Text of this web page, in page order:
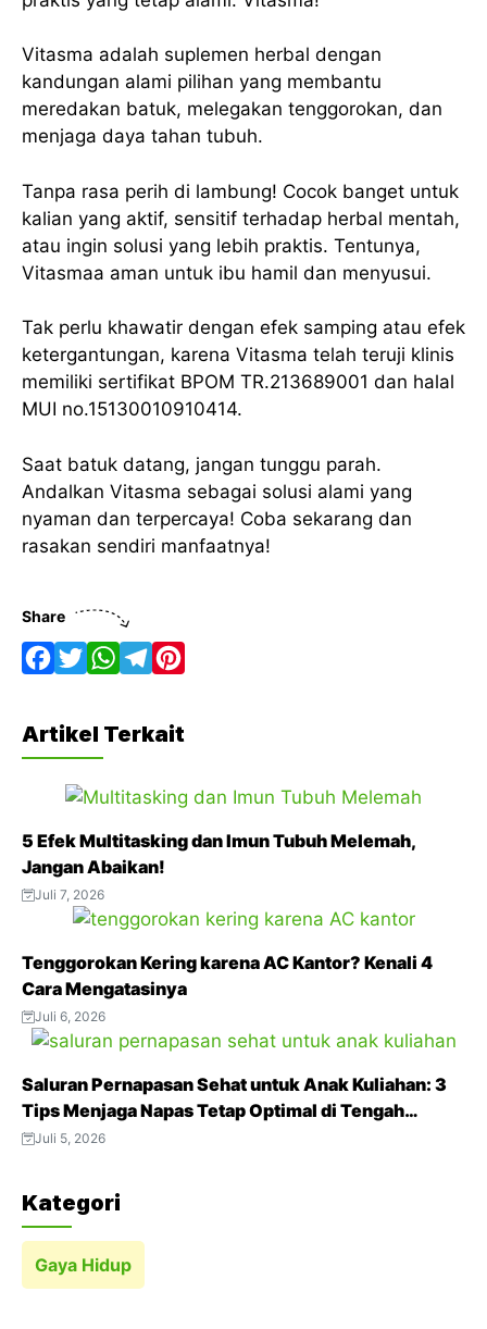
Vitasma adalah suplemen herbal dengan
kandungan alami pilihan yang membantu
meredakan batuk, melegakan tenggorokan, dan
menjaga daya tahan tubuh.
Tanpa rasa perih di lambung! Cocok banget untuk
kalian yang aktif, sensitif terhadap herbal mentah,
atau ingin solusi yang lebih praktis. Tentunya,
Vitasmaa aman untuk ibu hamil dan menyusui.
Tak perlu khawatir dengan efek samping atau efek
ketergantungan, karena Vitasma telah teruji klinis
memiliki sertifikat BPOM TR.213689001 dan halal
MUI no.15130010910414.
Saat batuk datang, jangan tunggu parah.
Andalkan Vitasma sebagai solusi alami yang
nyaman dan terpercaya! Coba sekarang dan
rasakan sendiri manfaatnya!
Share
a
c
o
o
w
i
e
r
h
a
t
A
p
p
e
r
m
t
r
s
Artikel Terkait
5 Efek Multitasking dan Imun Tubuh Melemah,
Jangan Abaikan!
Juli 7, 2026
Tenggorokan Kering karena AC Kantor? Kenali 4
Cara Mengatasinya
Juli 6, 2026
Saluran Pernapasan Sehat untuk Anak Kuliahan: 3
Tips Menjaga Napas Tetap Optimal di Tengah
Aktivitas Padat
Juli 5, 2026
Kategori
Gaya Hidup